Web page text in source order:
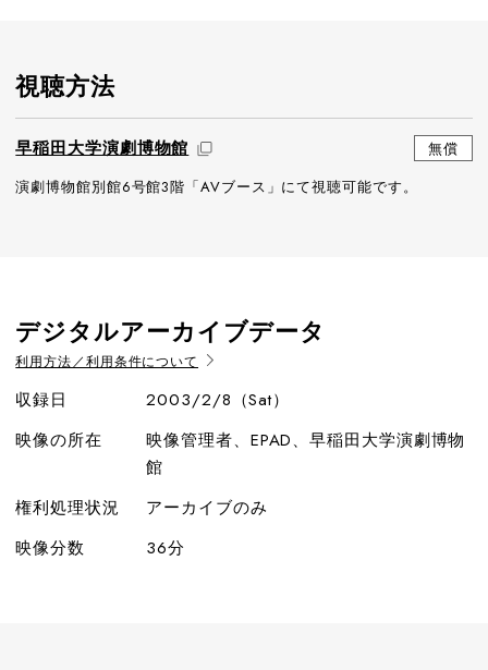
視聴方法
早稲田大学演劇博物館
無償
演劇博物館別館6号館3階「AVブース」にて視聴可能です。
デジタルアーカイブデータ
利用方法／利用条件について
収録日
2003/2/8（Sat）
映像の所在
映像管理者、EPAD、早稲田大学演劇博物
館
権利処理状況
アーカイブのみ
映像分数
36分